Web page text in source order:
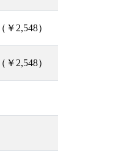
￥2,548）
￥2,548）